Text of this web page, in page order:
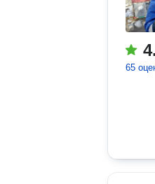
65